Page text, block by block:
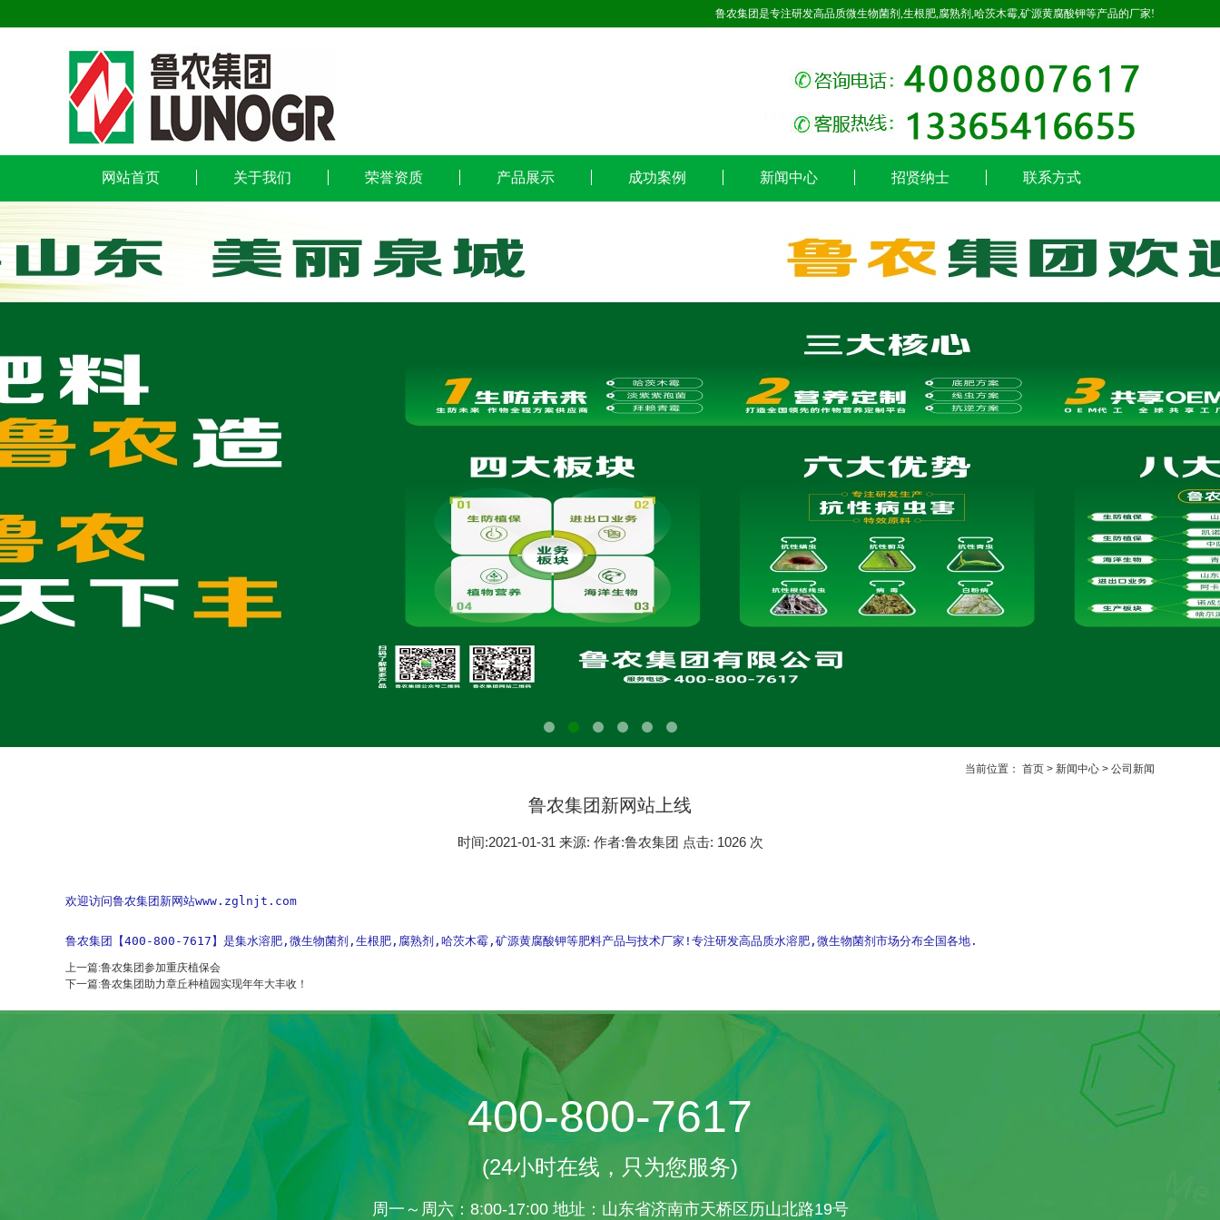
鲁农集团是专注研发高品质微生物菌剂,生根肥,腐熟剂,哈茨木霉,矿源黄腐酸钾等产品的厂家!
网站首页 关于我们 荣誉资质 产品展示 成功案例 新闻中心 招贤纳士 联系方式
当前位置： 首页 > 新闻中心 > 公司新闻
鲁农集团新网站上线
时间:2021-01-31 来源: 作者:鲁农集团 点击: 1026 次
欢迎访问鲁农集团新网站www.zglnjt.com
鲁农集团【400-800-7617】是集水溶肥,微生物菌剂,生根肥,腐熟剂,哈茨木霉,矿源黄腐酸钾等肥料产品与技术厂家!专注研发高品质水溶肥,微生物菌剂市场分布全国各地.
上一篇:鲁农集团参加重庆植保会
下一篇:鲁农集团助力章丘种植园实现年年大丰收！
400-800-7617
(24小时在线，只为您服务)
周一～周六：8:00-17:00 地址：山东省济南市天桥区历山北路19号